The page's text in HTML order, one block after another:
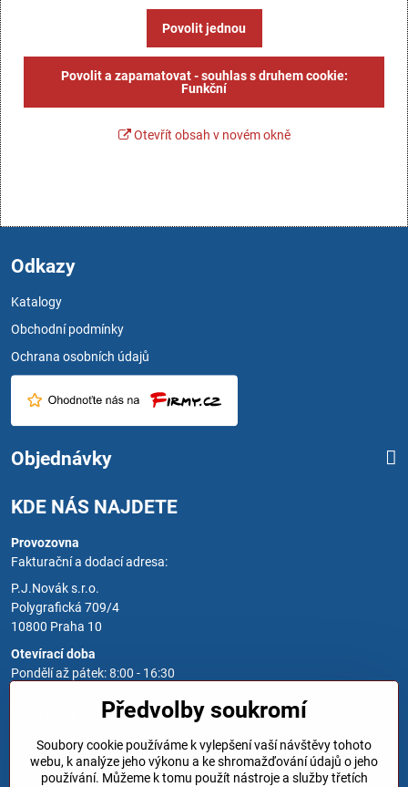
Povolit jednou
Povolit a zapamatovat - souhlas s druhem cookie:
Funkční
Otevřít obsah v novém okně
Odkazy
Katalogy
Obchodní podmínky
Ochrana osobních údajů
Objednávky
KDE NÁS NAJDETE
Provozovna
Fakturační a dodací adresa:
P.J.Novák s.r.o.
Polygrafická 709/4
10800 Praha 10
Otevírací doba
Pondělí až pátek: 8:00 - 16:30
Zavoláme Vám zpět
Předvolby soukromí
Soubory cookie používáme k vylepšení vaší návštěvy tohoto
webu, k analýze jeho výkonu a ke shromažďování údajů o jeho
používání. Můžeme k tomu použít nástroje a služby třetích